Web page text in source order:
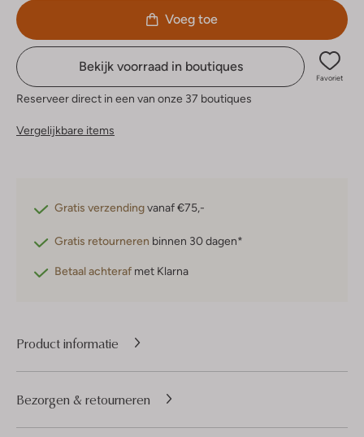
Voeg toe
Bekijk voorraad in boutiques
Favoriet
Reserveer direct in een van onze 37 boutiques
Vergelijkbare items
Gratis verzendingvanaf €75,-
Gratis retourneren binnen 30 dagen*
Betaal achteraf met Klarna
Product informatie
Bezorgen & retourneren